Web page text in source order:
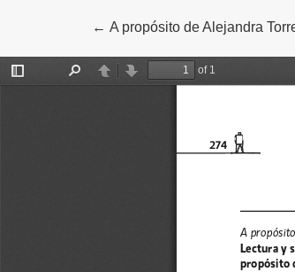
← Volver a los detalles del
A propósito de Alejandra